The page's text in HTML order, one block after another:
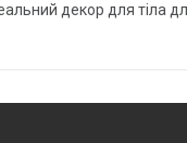
декор для